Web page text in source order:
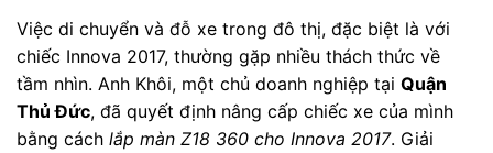
Việc di chuyển và đỗ xe trong đô thị, đặc biệt là với
chiếc Innova 2017, thường gặp nhiều thách thức về
tầm nhìn. Anh Khôi, một chủ doanh nghiệp tại Quận
Thủ Đức, đã quyết định nâng cấp chiếc xe của mình
bằng cách lắp màn Z18 360 cho Innova 2017. Giải